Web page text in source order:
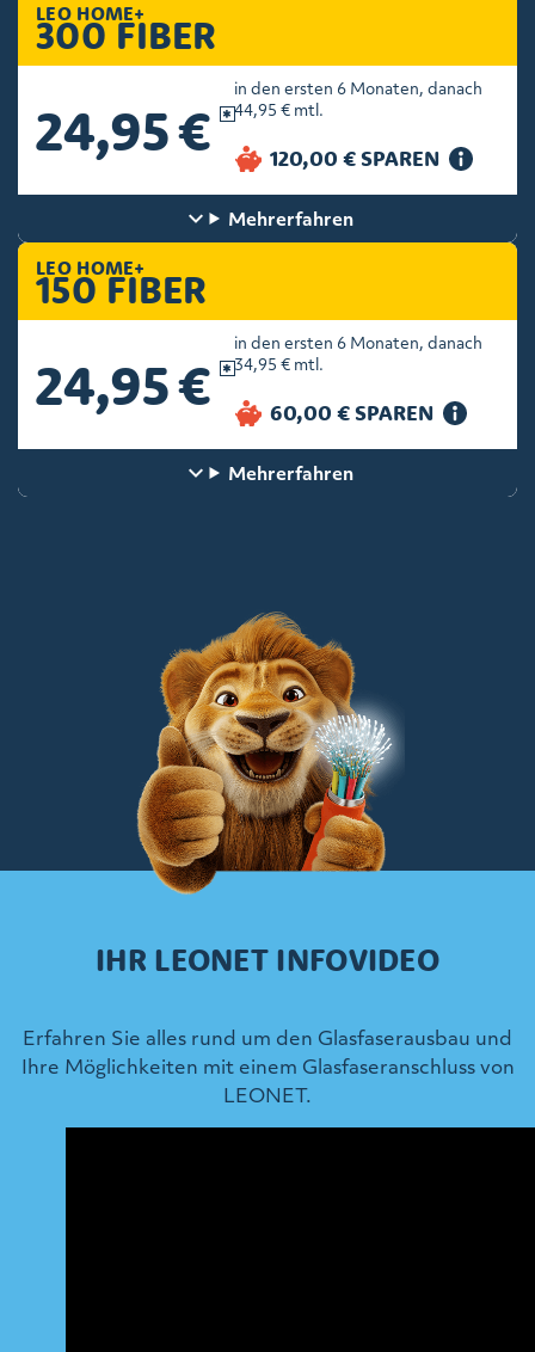
LEO HOME+
150 FIBER
24,95 €
in den ersten 6 Monaten, danach
34,95 € mtl.
Mehrerfahren
LEO HOME+
300 FIBER
24,95 €
in den ersten 6 Monaten, danach
44,95 € mtl.
Mehrerfahren
IHR LEONET INFOVIDEO
Erfahren Sie alles rund um den Glasfaserausbau und
Ihre Möglichkeiten mit einem Glasfaseranschluss von
LEONET.